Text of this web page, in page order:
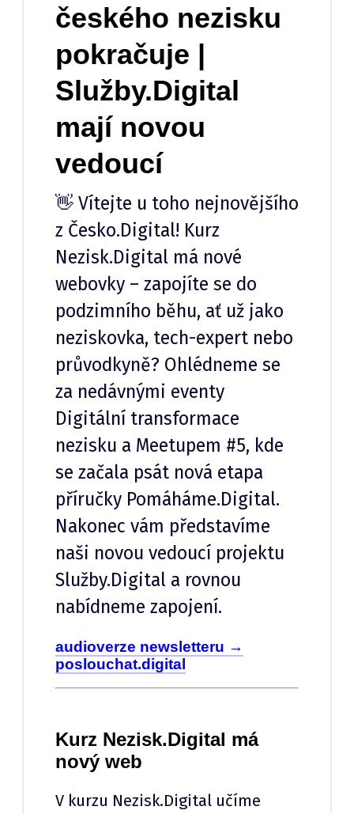
českého nezisku
pokračuje |
Služby.Digital
mají novou
vedoucí
👋 Vítejte u toho nejnovějšího
z Česko.Digital! Kurz
Nezisk.Digital má nové
webovky – zapojíte se do
podzimního běhu, ať už jako
neziskovka, tech-expert nebo
průvodkyně? Ohlédneme se
za nedávnými eventy
Digitální transformace
nezisku a Meetupem #5, kde
se začala psát nová etapa
příručky Pomáháme.Digital.
Nakonec vám představíme
naši novou vedoucí projektu
Služby.Digital a rovnou
nabídneme zapojení.
audioverze newsletteru →
poslouchat.digital
Kurz Nezisk.Digital má
nový web
V kurzu Nezisk.Digital učíme